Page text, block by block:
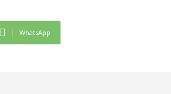
WhatsApp